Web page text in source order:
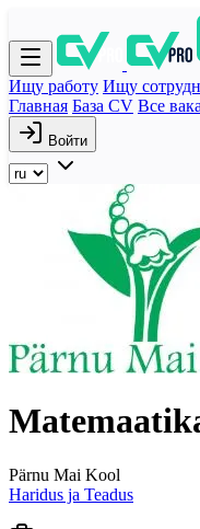
Ищу работу Ищу
Главная База CV Все
Войти
Pärnu Mai Kool
Haridus ja Teadus